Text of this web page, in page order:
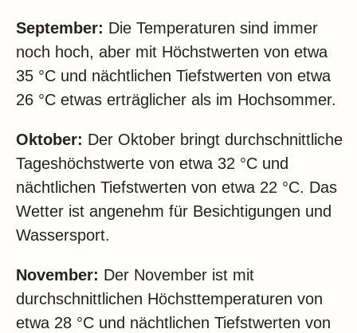
September: Die Temperaturen sind immer
noch hoch, aber mit Höchstwerten von etwa
35 °C und nächtlichen Tiefstwerten von etwa
26 °C etwas erträglicher als im Hochsommer.
Oktober: Der Oktober bringt durchschnittliche
Tageshöchstwerte von etwa 32 °C und
nächtlichen Tiefstwerten von etwa 22 °C. Das
Wetter ist angenehm für Besichtigungen und
Wassersport.
November: Der November ist mit
durchschnittlichen Höchsttemperaturen von
etwa 28 °C und nächtlichen Tiefstwerten von